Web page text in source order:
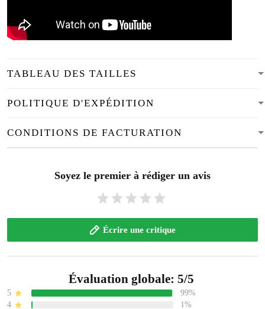
TABLEAU DES TAILLES
POLITIQUE D'EXPÉDITION
CONDITIONS DE FACTURATION
Soyez le premier à rédiger un avis
Écrire une critique
Évaluation globale: 5/5
5
99%
4
1%